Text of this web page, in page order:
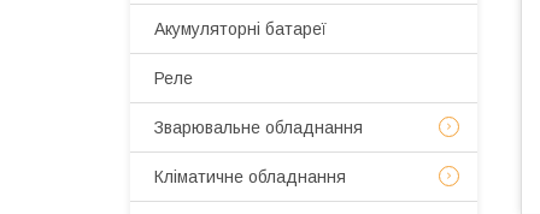
Акумуляторні батареї
Реле
Зварювальне обладнання
Кліматичне обладнання